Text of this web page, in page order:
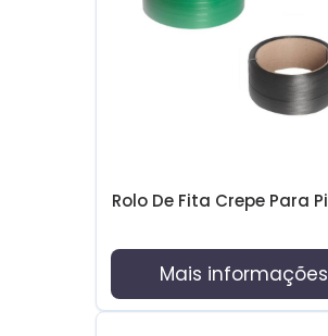
Rolo De Fita Crepe Para
Mais informações